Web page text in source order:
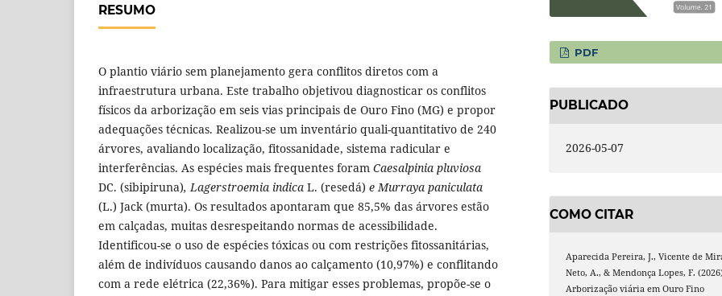
RESUMO
O plantio viário sem planejamento gera conflitos diretos com a
infraestrutura urbana. Este trabalho objetivou diagnosticar os conflitos
físicos da arborização em seis vias principais de Ouro Fino (MG) e propor
adequações técnicas. Realizou-se um inventário quali-quantitativo de 240
árvores, avaliando localização, fitossanidade, sistema radicular e
interferências. As espécies mais frequentes foram Caesalpinia pluviosa
DC. (sibipiruna), Lagerstroemia indica L. (resedá) e Murraya paniculata
(L.) Jack (murta). Os resultados apontaram que 85,5% das árvores estão
em calçadas, muitas desrespeitando normas de acessibilidade.
Identificou-se o uso de espécies tóxicas ou com restrições fitossanitárias,
além de indivíduos causando danos ao calçamento (10,97%) e conflitando
com a rede elétrica (22,36%). Para mitigar esses problemas, propõe-se o
PDF
PUBLICADO
2026-05-07
COMO CITAR
Aparecida Pereira, J., Vicente de
Neto, A., & Mendonça Lopes, F.
Arborização viária em Ouro Fino